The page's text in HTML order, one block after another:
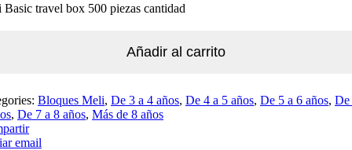
Basic travel box 500 piezas cantidad
Añadir al carrito
Bloques Meli, De 3 a 4 años, De 4 a 5 años, De 5 a 6 años, De
, De 7 a 8 años, Más de 8 años
email